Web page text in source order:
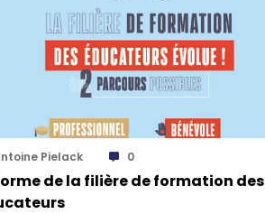
Pielack 0
de la filière de formation des